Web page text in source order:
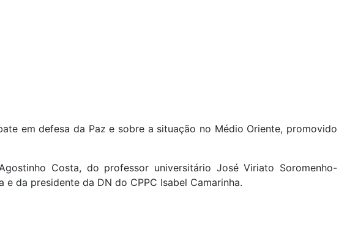
em defesa da Paz e sobre a situação no Médio Oriente, promovido
Costa, do professor universitário José Viriato Soromenho-
da presidente da DN do CPPC Isabel Camarinha.